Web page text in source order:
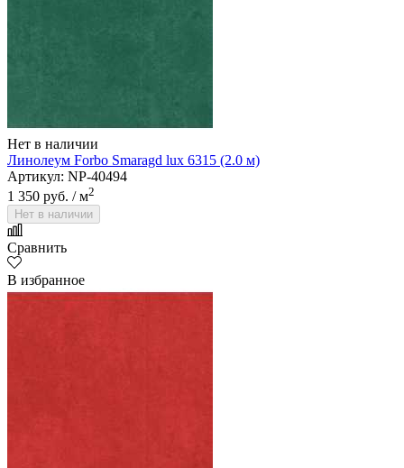
Нет в наличии
Линолеум Forbo Smaragd lux 6315 (2.0 м)
Артикул: NP-40494
1 350 руб. / м2
Нет в наличии
Сравнить
В избранное